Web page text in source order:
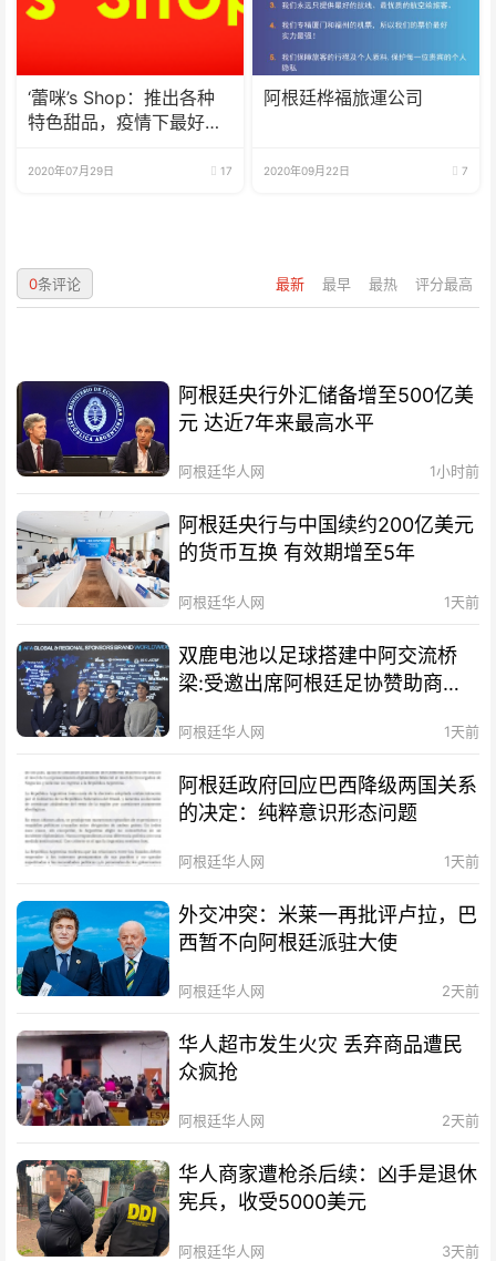
‘蕾咪’s Shop：推出各种
特色甜品，疫情下最好的
2020年07月29日 17
阿根廷桦福旅運公司
2020年09月22日 7
最新 最早 最热 评分最高
0条评论
阿根廷央行外汇储备增至500亿美
元 达近7年来最高水平
阿根廷华人网 1小时前
阿根廷央行与中国续约200亿美元
的货币互换 有效期增至5年
阿根廷华人网 1天前
双鹿电池以足球搭建中阿交流桥
梁:受邀出席阿根廷足协赞助商招
阿根廷华人网 1天前
阿根廷政府回应巴西降级两国关系
的决定：纯粹意识形态问题
阿根廷华人网 1天前
外交冲突：米莱一再批评卢拉，巴
西暂不向阿根廷派驻大使
阿根廷华人网 2天前
华人超市发生火灾 丢弃商品遭民
众疯抢
阿根廷华人网 2天前
华人商家遭枪杀后续：凶手是退休
宪兵，收受5000美元
阿根廷华人网 3天前